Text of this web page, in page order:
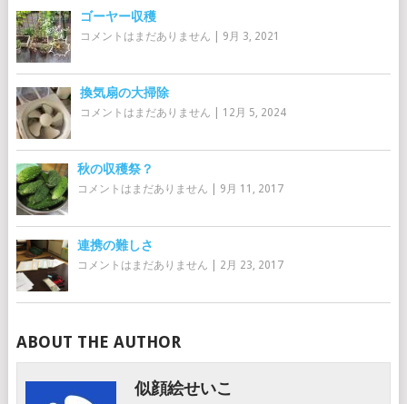
ゴーヤー収穫
コメントはまだありません 9月 3, 2021
換気扇の大掃除
コメントはまだありません 12月 5, 2024
秋の収穫祭？
コメントはまだありません 9月 11, 2017
連携の難しさ
コメントはまだありません 2月 23, 2017
ABOUT THE AUTHOR
似顔絵せいこ